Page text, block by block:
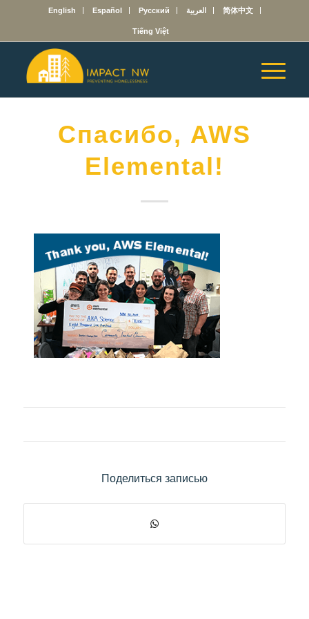
English Español Русский العربية 简体中文
Tiếng Việt
Спасибо, AWS
Elemental!
Поделиться записью